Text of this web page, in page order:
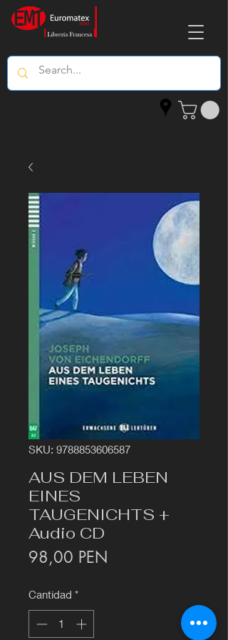
SKU: 9788853606587
AUS DEM LEBEN
EINES
TAUGENICHTS +
Audio CD
98,00 PEN
Cantidad *